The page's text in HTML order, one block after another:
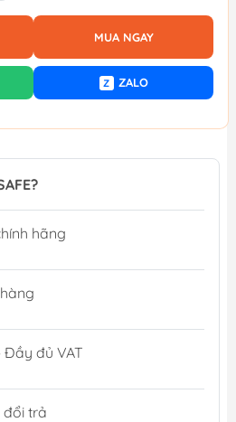
MUA NGAY
Z ZALO
hãng
Đầy đủ VAT
đổi trả